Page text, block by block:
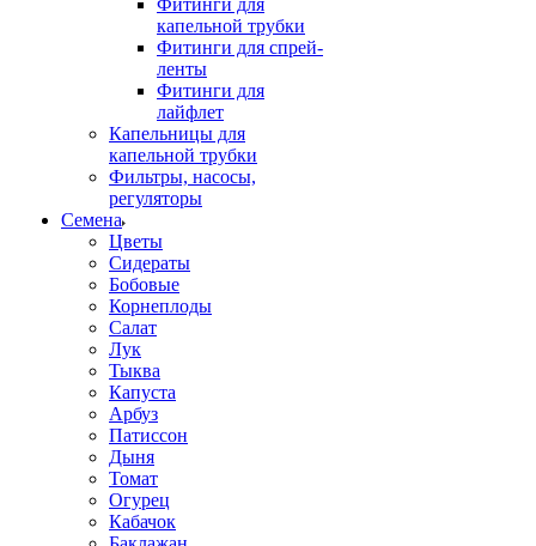
Фитинги для
капельной трубки
Фитинги для спрей-
ленты
Фитинги для
лайфлет
Капельницы для
капельной трубки
Фильтры, насосы,
регуляторы
Семена
Цветы
Сидераты
Бобовые
Корнеплоды
Салат
Лук
Тыква
Капуста
Арбуз
Патиссон
Дыня
Томат
Огурец
Кабачок